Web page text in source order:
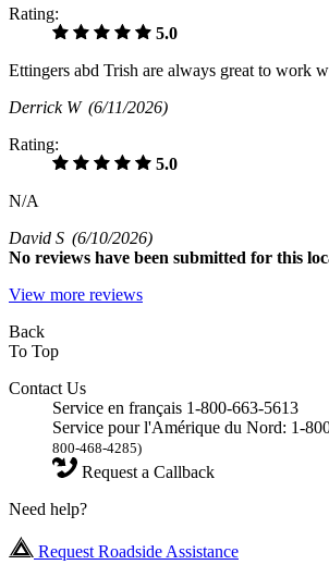
Rating:
5.0
Ettingers abd Trish are always great to work
Derrick W (6/11/2026)
Rating:
5.0
N/A
David S (6/10/2026)
No reviews have been submitted for this
View more reviews
Back
To Top
Contact Us
Service en français 1-800-663-5613
Service pour l'Amérique du Nord: 1-
800-468-4285)
Request a Callback
Need help?
Request Roadside Assistance